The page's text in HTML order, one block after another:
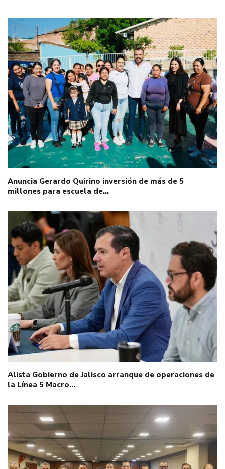
Anuncia Gerardo Quirino inversión de más de 5
millones para escuela de…
Alista Gobierno de Jalisco arranque de operaciones de
la Línea 5 Macro…